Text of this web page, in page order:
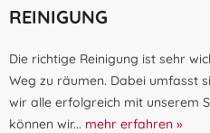
REINIGUNG
Die richtige Reinigung ist sehr
Weg zu räumen. Dabei umfasst
wir alle erfolgreich mit unserem
können wir... mehr erfahren »